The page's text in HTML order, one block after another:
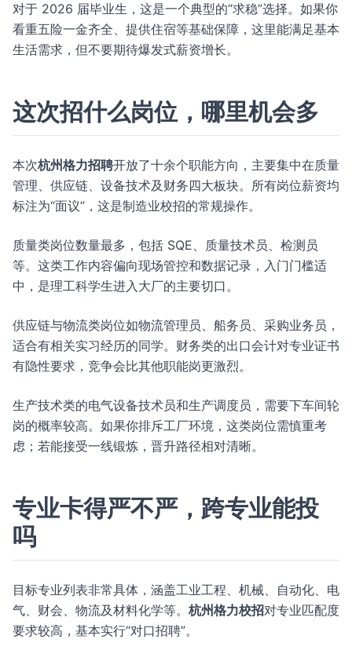
对于 2026 届毕业生，这是一个典型的“求稳”选择。如果你
看重五险一金齐全、提供住宿等基础保障，这里能满足基本
生活需求，但不要期待爆发式薪资增长。
这次招什么岗位，哪里机会多
本次杭州格力招聘开放了十余个职能方向，主要集中在质量
管理、供应链、设备技术及财务四大板块。所有岗位薪资均
标注为“面议”，这是制造业校招的常规操作。
质量类岗位数量最多，包括 SQE、质量技术员、检测员
等。这类工作内容偏向现场管控和数据记录，入门门槛适
中，是理工科学生进入大厂的主要切口。
供应链与物流类岗位如物流管理员、船务员、采购业务员，
适合有相关实习经历的同学。财务类的出口会计对专业证书
有隐性要求，竞争会比其他职能岗更激烈。
生产技术类的电气设备技术员和生产调度员，需要下车间轮
岗的概率较高。如果你排斥工厂环境，这类岗位需慎重考
虑；若能接受一线锻炼，晋升路径相对清晰。
专业卡得严不严，跨专业能投
吗
目标专业列表非常具体，涵盖工业工程、机械、自动化、电
气、财会、物流及材料化学等。 杭州格力校招对专业匹配度
要求较高，基本实行“对口招聘”。